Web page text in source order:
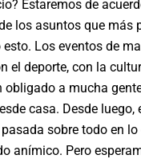
Estaremos de
los asuntos que más
Los eventos de
el deporte, con la
obligado a mucha
casa. Desde luego,
sobre todo en lo
anímico. Pero